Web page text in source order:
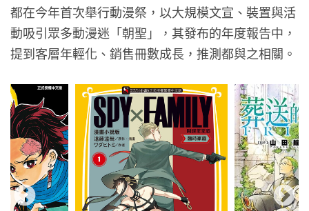
都在今年首次舉行動漫祭，以大規模文宣、裝置與活
動吸引眾多動漫迷「朝聖」，其發布的年度報告中，
提到客層年輕化、銷售冊數成長，推測都與之相關。